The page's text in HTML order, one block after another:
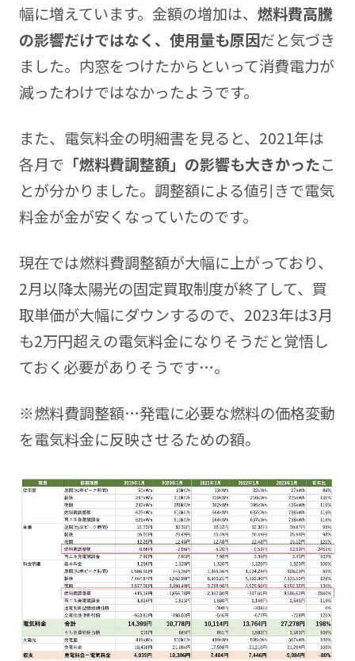
幅に増えています。金額の増加は、 燃料費高騰
の影響だけではなく、使用量も原因だと気づき
ました。内窓をつけたからといって消費電力が
減ったわけではなかったようです。
また、電気料金の明細書を見ると、2021年は
各月で 「燃料費調整額」の影響も大きかったこ
とが分かりました。調整額による値引きで電気
料金が金が安くなっていたのです。
現在では燃料費調整額が大幅に上がっており、
2月以降太陽光の固定買取制度が終了して、買
取単価が大幅にダウンするので、2023年は3月
も2万円超えの電気料金になりそうだと覚悟し
ておく必要がありそうです…。
※燃料費調整額…発電に必要な燃料の価格変動
を電気料金に反映させるための額。